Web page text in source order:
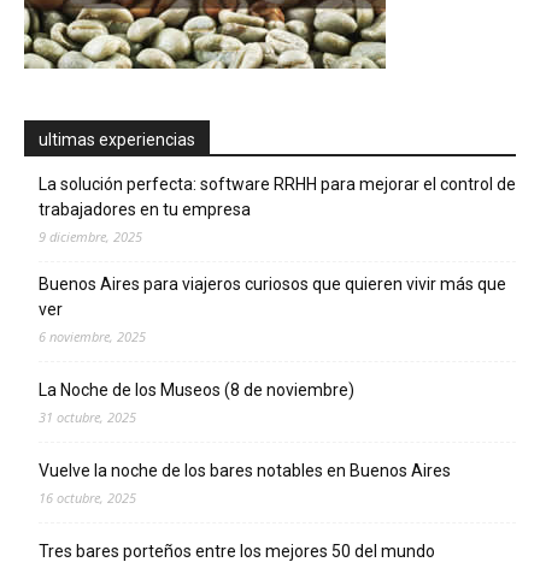
ultimas experiencias
La solución perfecta: software RRHH para mejorar el control de
trabajadores en tu empresa
9 diciembre, 2025
Buenos Aires para viajeros curiosos que quieren vivir más que
ver
6 noviembre, 2025
La Noche de los Museos (8 de noviembre)
31 octubre, 2025
Vuelve la noche de los bares notables en Buenos Aires
16 octubre, 2025
Tres bares porteños entre los mejores 50 del mundo